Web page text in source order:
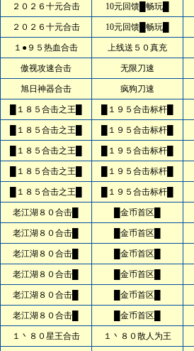
２０２６十元合击 10元回馈█畅玩█
２０２６十元合击 10元回馈█畅玩█
１●９５热血合击 上线送５０真充
傲视攻速合击 无限刀速
旭日神器合击 疯狗刀速
█１８５合击之王█ █１９５合击标杆█
█１８５合击之王█ █１９５合击标杆█
█１８５合击之王█ █１９５合击标杆█
█１８５合击之王█ █１９５合击标杆█
█１８５合击之王█ █１９５合击标杆█
老江湖８０合击█ █金币首区█
老江湖８０合击█ █金币首区█
老江湖８０合击█ █金币首区█
老江湖８０合击█ █金币首区█
老江湖８０合击█ █金币首区█
老江湖８０合击█ █金币首区█
１丶８０星王合击 １丶８０散人为王